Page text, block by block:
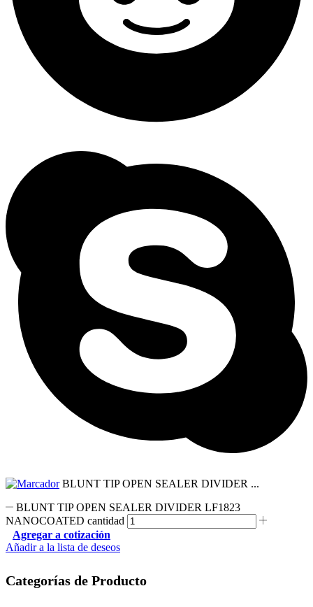
BLUNT TIP OPEN SEALER DIVIDER ...
BLUNT TIP OPEN SEALER DIVIDER LF1823
NANOCOATED cantidad
Agregar a cotización
Añadir a la lista de deseos
Categorías de Producto